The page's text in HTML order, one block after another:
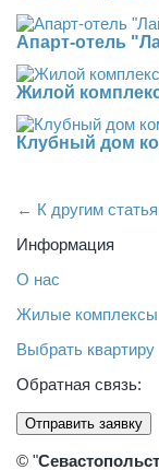
Апарт-отель
Жилой
Клубный дом
← К другим
Информация
О нас
Жилые комплексы
Выбрать квартиру
Обратная связь:
Отправить заявку
© "